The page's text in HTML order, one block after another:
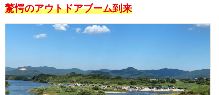
驚愕のアウトドアブーム到来